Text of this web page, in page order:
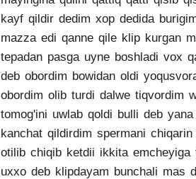
kayf qildir dedim xop dedida
mazza edi qanne qile klip kurgan
tepadan pasga uyne boshladi vox
deb obordim bowidan oldi
obordim olib turdi dalwe tiqvordim
tomog'ini uwlab qoldi bulli deb
kanchat qildirdim spermani
otilib chiqib ketdii ikkita emcheyiga
uxxo deb klipdayam bunchali mas